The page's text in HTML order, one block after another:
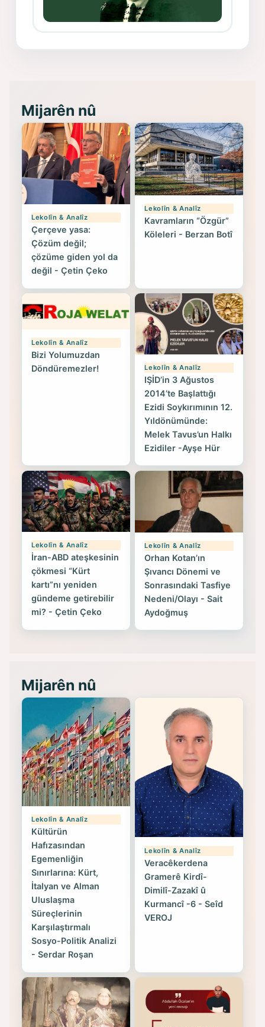
(Hoybun)’un Kuruluş Çalışmaları- 8
Mijarên nû
Lekolîn & Analîz
Çerçeve yasa:
Çözüm değil;
çözüme giden yol da
değil - Çetin Çeko
Lekolîn & Analîz
Kavramların “Özgür”
Köleleri - Berzan Botî
Lekolîn & Analîz
Bizi Yolumuzdan
Döndüremezler!
Lekolîn & Analîz
IŞİD’in 3 Ağustos
2014’te Başlattığı
Ezidi Soykırımının 12.
Yıldönümünde:
Melek Tavus’un Halkı
Ezidiler -Ayşe Hür
Lekolîn & Analîz
İran-ABD ateşkesinin
çökmesi “Kürt
kartı”nı yeniden
gündeme getirebilir
mi? - Çetin Çeko
Lekolîn & Analîz
Orhan Kotan’ın
Şıvancı Dönemi ve
Sonrasındaki Tasfiye
Nedeni/Olayı - Sait
Aydoğmuş
Mijarên nû
Lekolîn & Analîz
Kültürün
Hafızasından
Egemenliğin
Sınırlarına: Kürt,
İtalyan ve Alman
Uluslaşma
Süreçlerinin
Karşılaştırmalı
Sosyo-Politik Analizi
- Serdar Roşan
Lekolîn & Analîz
Veracêkerdena
Gramerê Kirdî-
Dimilî-Zazakî û
Kurmancî -6 - Seîd
VEROJ